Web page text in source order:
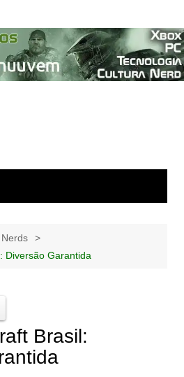
Diversão Garantida
Brasil: